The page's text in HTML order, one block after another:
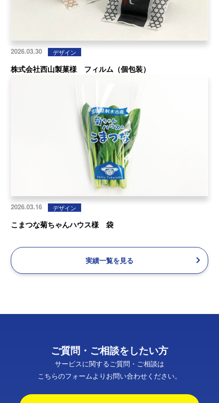
2026.03.30 デザイン
株式会社西山製菓様 フィルム（個包装）
2026.03.16 デザイン
こまつな菊ちゃんハウス様 袋
実績一覧を見る
ご質問・ご相談をしたい方
サービスに関するご質問・ご相談は
こちらのフォームよりお問い合わせください。